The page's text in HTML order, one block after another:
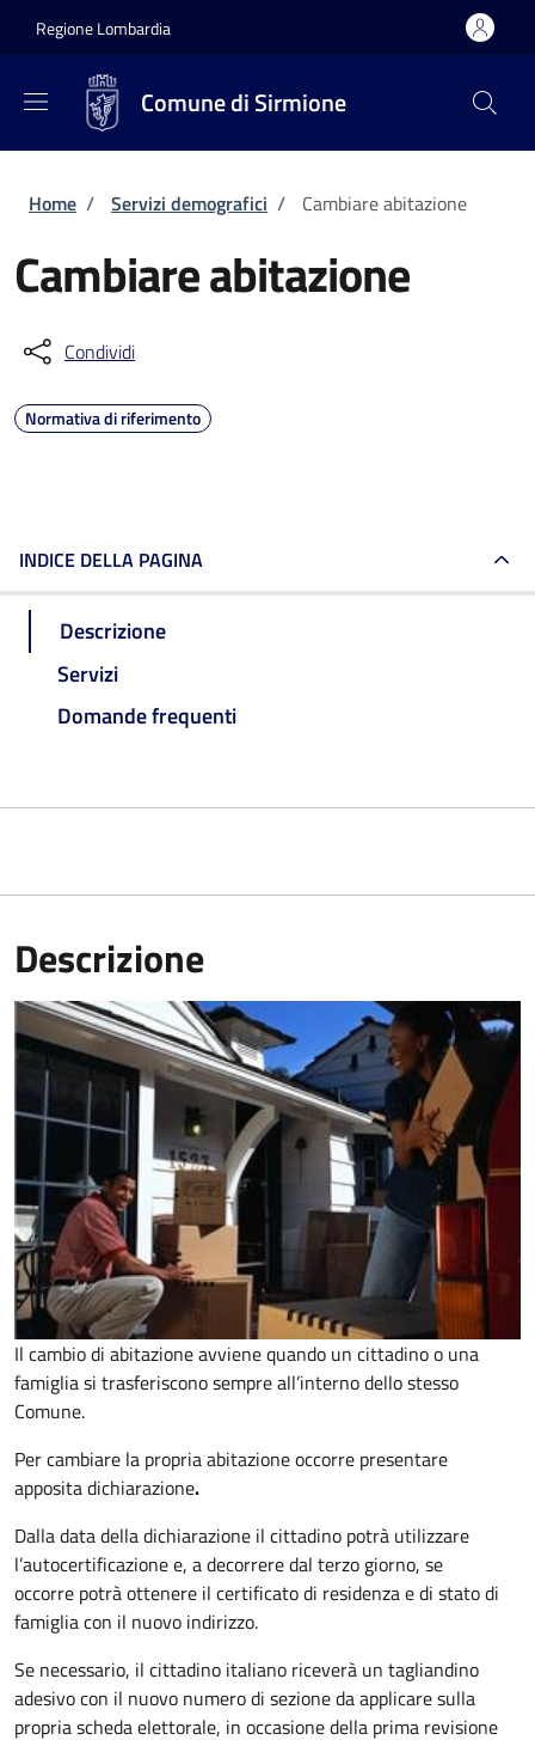
Regione Lombardia
Comune di Sirmione
Briciole di pane
Home / Servizi demografici / Cambiare abitazione
Cambiare abitazione
Condividi
Normativa di riferimento
INDICE DELLA PAGINA
Descrizione
Servizi
Domande frequenti
Descrizione
Il cambio di abitazione avviene quando un cittadino o una
famiglia si trasferiscono sempre all’interno dello stesso
Comune.
Per cambiare la propria abitazione occorre presentare
appositadichiarazione.
Dalla data della dichiarazione il cittadino potrà utilizzare
l’autocertificazione e, a decorrere dal terzo giorno, se
occorre potrà ottenere il certificato di residenza e di stato di
famiglia con il nuovo indirizzo.
Se necessario, il cittadino italiano riceverà un tagliandino
adesivo con il nuovo numero di sezione da applicare sulla
propria scheda elettorale, in occasione della prima revisione